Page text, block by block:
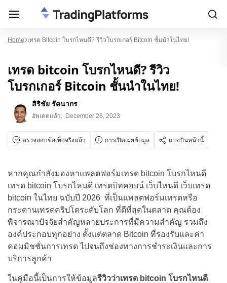
Home เทรด Bitcoin โบรกไหนดี? รีวิวโบรกเกอร์ Bitcoin ชั้นนำในไทย!
เทรด bitcoin โบรกไหนดี? รีวิว
โบรกเกอร์ Bitcoin ชั้นนำในไทย!
สิริชัย รัตนากร
อัพเดตแล้ว: December 26, 2023
ตรวจสอบข้อเท็จจริงแล้ว การเปิดเผยข้อมูล แบ่งปันหน้านี้
หากคุณกำลังมองหาแพลตฟอร์มเทรด bitcoin โบรกไหนดี
เทรด bitcoin โบรกไหนดี เทรดบิทคอยน์ เว็บไหนดี เว็บเทรด
bitcoin ในไทย ฉบับปี 2026 ที่เป็นแพลตฟอร์มเทรดหรือ
กระดานเทรดคริปโตระดับโลก ที่ดีที่สุดในตลาด คุณต้อง
พิจารณาปัจจัยสำคัญหลายประการที่มีความสำคัญ รวมถึง
องค์ประกอบทุกอย่าง ตั้งแต่ตลาด Bitcoin ที่รองรับและค่า
คอมมิชชั่นการเทรด ไปจนถึงช่องทางการชำระเงินและการ
บริการลูกค้า
ในคู่มือนี้เป็นการให้ข้อมูลรีวิวว่าเทรด bitcoin โบรกไหนดี